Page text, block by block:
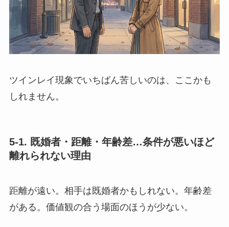
ツインレイ現象でいちばん苦しいのは、ここかも
しれません。
5-1. 既婚者・距離・年齢差…条件が悪いほど
離れられない理由
距離が遠い。相手は既婚者かもしれない。年齢差
がある。価値観の合う場面のほうが少ない。